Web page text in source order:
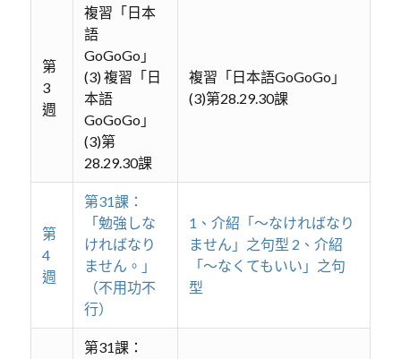
第
3
週
複習「日本
語
GoGoGo」
(3) 複習「日
本語
GoGoGo」
(3)第
28.29.30課
複習「日本語GoGoGo」
(3)第28.29.30課
第
4
週
第31課：
「勉強しな
ければなり
ません。」
（不用功不
行）
1、介紹「～なければなり
ません」之句型 2、介紹
「～なくてもいい」之句
型
第31課：